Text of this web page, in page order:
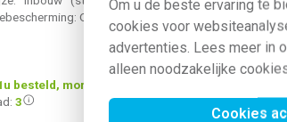
Om u de beste ervaring te
cookies voor
advertenties. Lees meer in
alleen noodzakelijke
Cookies
Onbehandeld Met trekontlasting: Nee
besteld, morgen in huis*
3